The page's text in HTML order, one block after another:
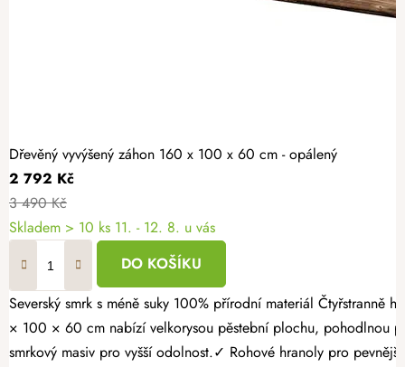
Dřevěný vyvýšený záhon 160 x 100 x 60 cm - opálený
2 792 Kč
3 490 Kč
Skladem > 10 ks 11. - 12. 8. u vás
DO KOŠÍKU
Severský smrk s méně suky 100% přírodní materiál Čtyřstranně hoblovaný masiv Proměňte svou zahradu v místo plné čerstvé zeleniny, voňavých bylinek a sladkých jahod. Opálený dřevěný vyvýšený záhon 160
× 100 × 60 cm nabízí velkorysou pěstební plochu, pohodlnou
smrkový masiv pro vyšší odolnost.✓ Rohové hranoly pro